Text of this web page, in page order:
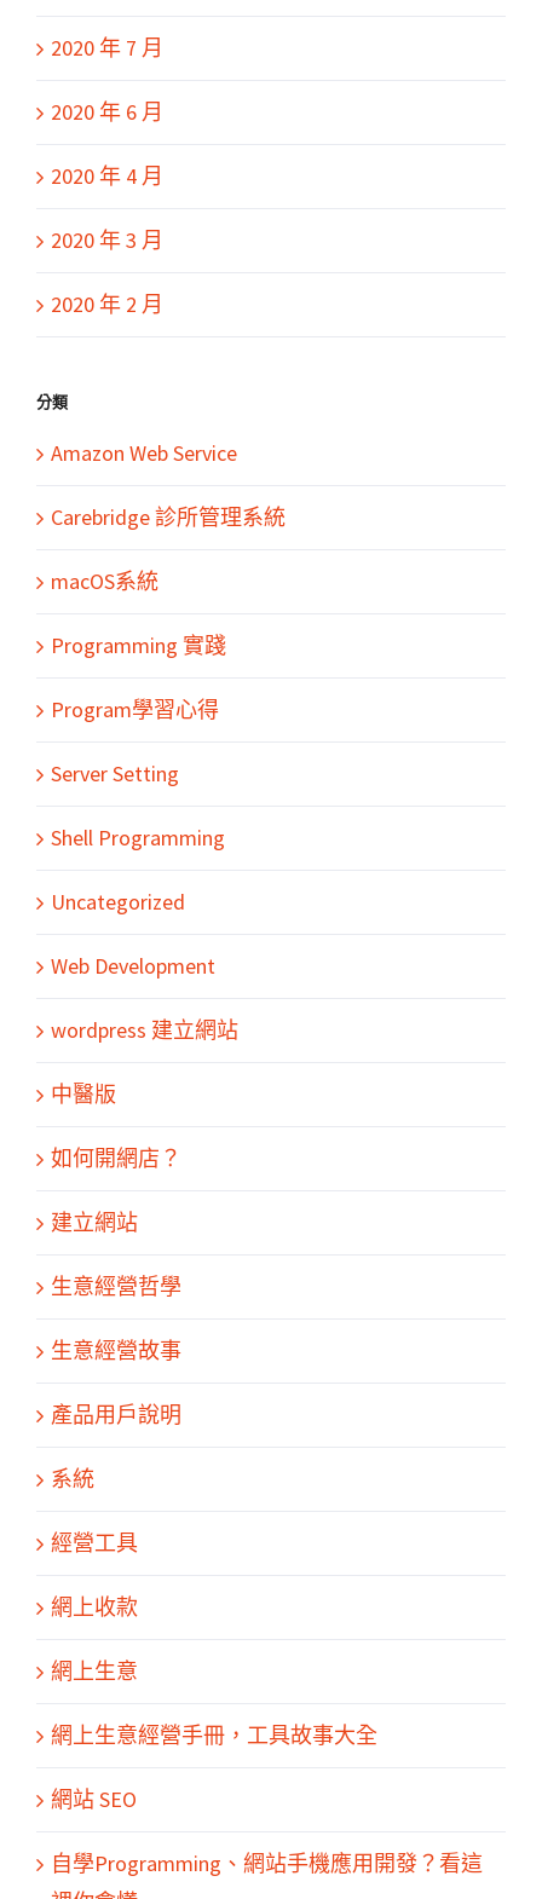
2020 年 7 月
2020 年 6 月
2020 年 4 月
2020 年 3 月
2020 年 2 月
分類
Amazon Web Service
Carebridge 診所管理系統
macOS系統
Programming 實踐
Program學習心得
Server Setting
Shell Programming
Uncategorized
Web Development
wordpress 建立網站
中醫版
如何開網店？
建立網站
生意經營哲學
生意經營故事
產品用戶說明
系統
經營工具
網上收款
網上生意
網上生意經營手冊，工具故事大全
網站 SEO
自學Programming、網站手機應用開發？看這
關於我們